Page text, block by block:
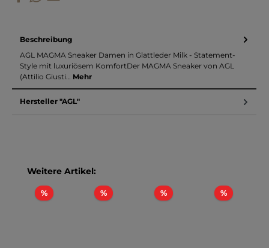
Beschreibung
AGL MAGMA Sneaker Damen in Glattleder Milk - Statement-
Style mit luxuriösem KomfortDer MAGMA Sneaker von AGL
(Attilio Giusti… Mehr
Hersteller "AGL"
Produktgalerie überspringen
Weitere Artikel:
%Rabatt %Rabatt %Rabatt %Rabatt